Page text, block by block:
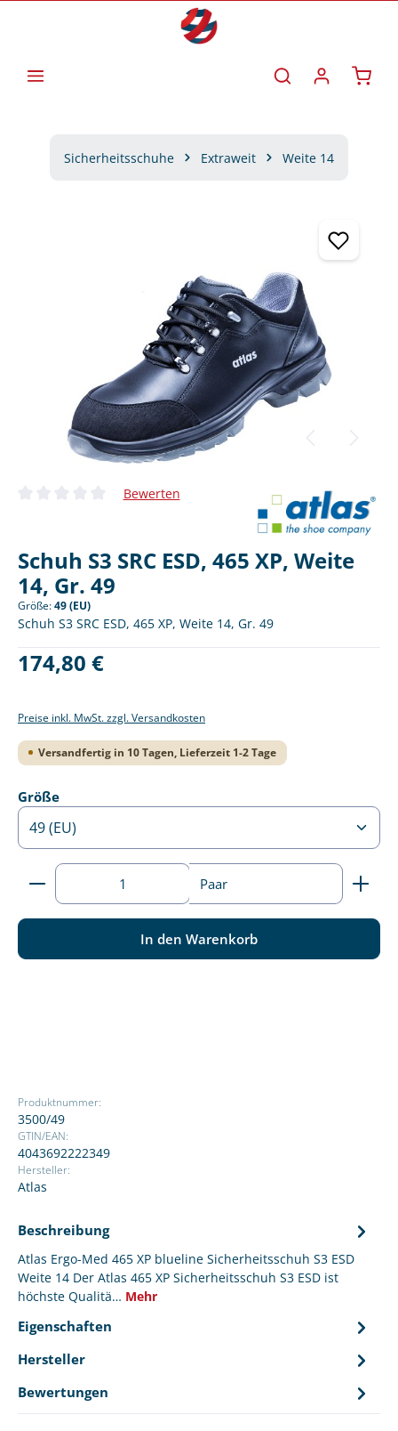
Sicherheitsschuhe Extraweit Weite 14
Durchschnittliche Bewertung von 0 von 5 Sternen
Bewerten
Schuh S3 SRC ESD, 465 XP, Weite
14, Gr. 49
Größe:49 (EU)
Schuh S3 SRC ESD, 465 XP, Weite 14, Gr. 49
Regulärer Preis:
174,80 €
Preise inkl. MwSt. zzgl. Versandkosten
Versandfertig in 10 Tagen, Lieferzeit 1-2 Tage
Größeauswählen
Produkt Anzahl: Gib den gewünschten Wert ein
Paar
In den Warenkorb
Produktnummer:
3500/49
GTIN/EAN:
4043692222349
Hersteller:
Atlas
Beschreibung
Atlas Ergo-Med 465 XP blueline Sicherheitsschuh S3 ESD
Weite 14 Der Atlas 465 XP Sicherheitsschuh S3 ESD ist
höchste Qualitä… Mehr
Eigenschaften
Hersteller
Bewertungen